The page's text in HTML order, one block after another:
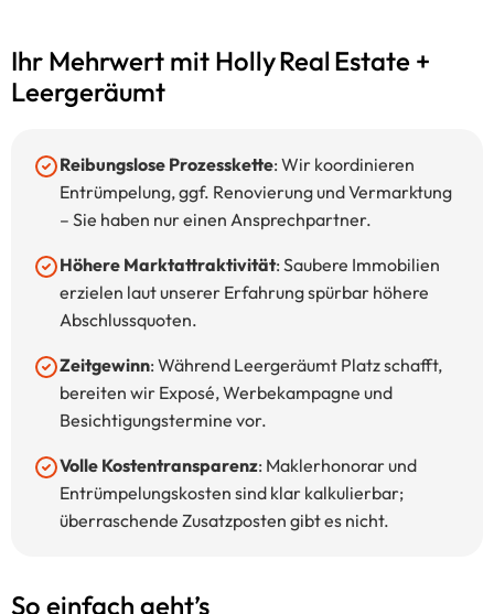
Ihr Mehrwert mit Holly Real Estate +
Leergeräumt
Reibungslose Prozesskette: Wir koordinieren
Entrümpelung, ggf. Renovierung und Vermarktung
– Sie haben nur einen Ansprechpartner.
Höhere Marktattraktivität: Saubere Immobilien
erzielen laut unserer Erfahrung spürbar höhere
Abschlussquoten.
Zeitgewinn: Während Leergeräumt Platz schafft,
bereiten wir Exposé, Werbekampagne und
Besichtigungstermine vor.
Volle Kostentransparenz: Maklerhonorar und
Entrümpelungskosten sind klar kalkulierbar;
überraschende Zusatzposten gibt es nicht.
So einfach geht’s